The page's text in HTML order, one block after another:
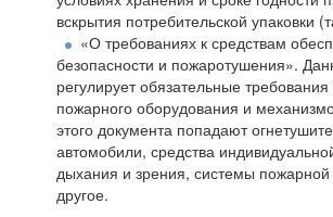
вскрытия потребительской упаковки
«О требованиях к средствам
безопасности и пожаротушения».
регулирует обязательные
пожарного оборудования и
этого документа попадают
автомобили, средства
дыхания и зрения, системы пожарной
другое.